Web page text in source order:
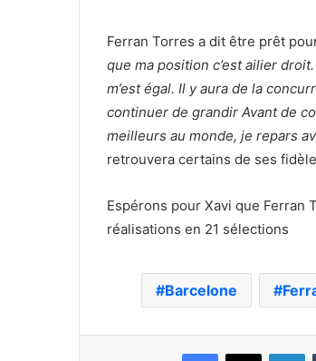
Ferran Torres a dit être prêt
que ma position c’est ailier
m’est égal. Il y aura de la
continuer de grandir Avant de
meilleurs au monde, je repars
retrouvera certains de ses
Espérons pour Xavi que Ferran
réalisations en 21 sélections
Barcelone
Facebook
X